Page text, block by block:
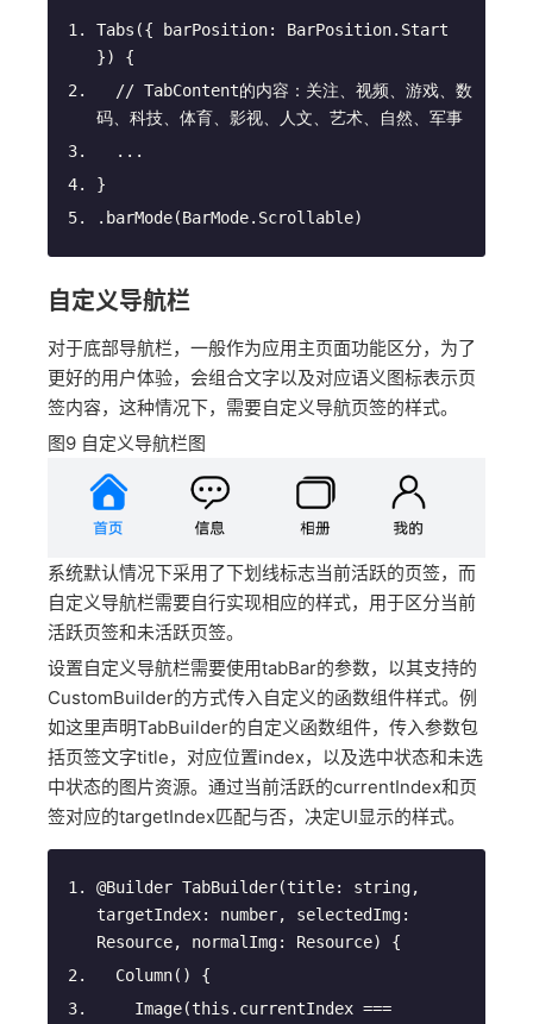
Tabs ({ barPosition: BarPosition.Start
})
{
// TabContent的内容：关注、视频、游戏、数
码、科技、体育、影视、人文、艺术、自然、军事
  ...
}
.barMode(BarMode.Scrollable)
自定义导航栏
对于底部导航栏，一般作为应用主页面功能区分，为了
更好的用户体验，会组合文字以及对应语义图标表示页
签内容，这种情况下，需要自定义导航页签的样式。
图9 自定义导航栏图
系统默认情况下采用了下划线标志当前活跃的页签，而
自定义导航栏需要自行实现相应的样式，用于区分当前
活跃页签和未活跃页签。
设置自定义导航栏需要使用tabBar的参数，以其支持的
CustomBuilder的方式传入自定义的函数组件样式。例
如这里声明TabBuilder的自定义函数组件，传入参数包
括页签文字title，对应位置index，以及选中状态和未选
中状态的图片资源。通过当前活跃的currentIndex和页
签对应的targetIndex匹配与否，决定UI显示的样式。
@Builder TabBuilder(title
targetIndex: number, selectedImg:
Resource, normalImg: Resource) {
Column() {
Image(this.currentIndex ===